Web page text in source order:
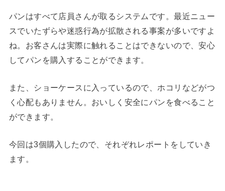
パンはすべて店員さんが取るシステムです。最近ニュー
スでいたずらや迷惑行為が拡散される事案が多いですよ
ね。お客さんは実際に触れることはできないので、安心
してパンを購入することができます。
また、ショーケースに入っているので、ホコリなどがつ
く心配もありません。おいしく安全にパンを食べること
ができます。
今回は3個購入したので、それぞれレポートをしていき
ます。